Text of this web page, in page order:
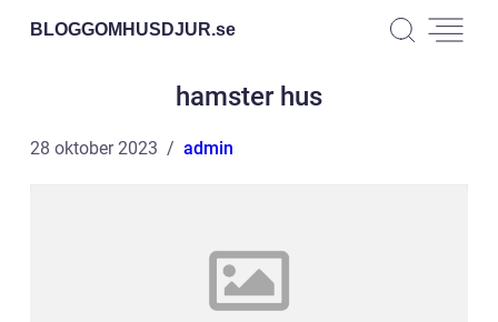
BLOGGOMHUSDJUR.se
hamster hus
28 oktober 2023 admin